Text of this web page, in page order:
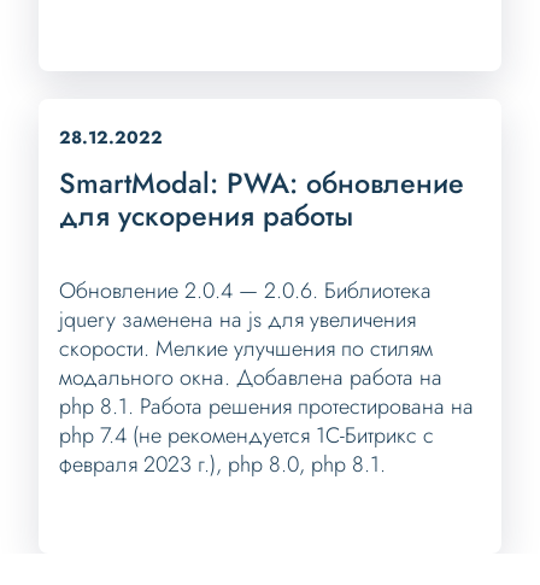
28.12.2022
SmartModal: PWA: обновление
для ускорения работы
Обновление 2.0.4 — 2.0.6. Библиотека
jquery заменена на js для увеличения
скорости. Мелкие улучшения по стилям
модального окна. Добавлена работа на
php 8.1. Работа решения протестирована на
php 7.4 (не рекомендуется 1С-Битрикс с
февраля 2023 г.), php 8.0, php 8.1.